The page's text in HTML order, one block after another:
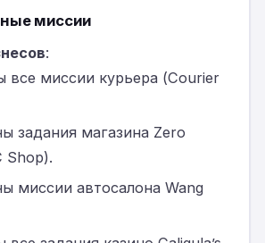
миссии
:
все миссии курьера (Courier
задания магазина Zero
Shop).
миссии автосалона Wang